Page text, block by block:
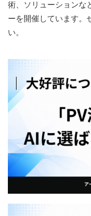
術、ソリューションな
ーを開催しています。
い。